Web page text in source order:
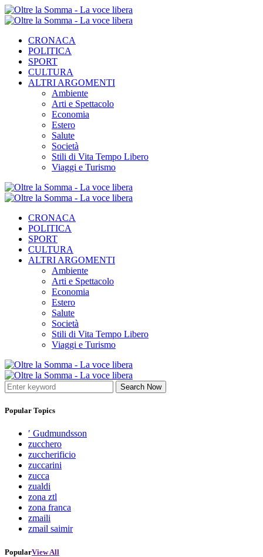
CRONACA
POLITICA
SPORT
CULTURA
ALTRI ARGOMENTI
Ambiente
Arti e Spettacolo
Economia
Estero
Salute
Società
Stili di Vita Tempo Libero
Viaggi e Turismo
CRONACA
POLITICA
SPORT
CULTURA
ALTRI ARGOMENTI
Ambiente
Arti e Spettacolo
Economia
Estero
Salute
Società
Stili di Vita Tempo Libero
Viaggi e Turismo
Search Now
Popular Topics
′ Gudmundsson
zucchero
zuccherificio
zuccarini
zucca
zualdi
zona ztl
zona franca
zmaili
zmail saimir
PopularView All